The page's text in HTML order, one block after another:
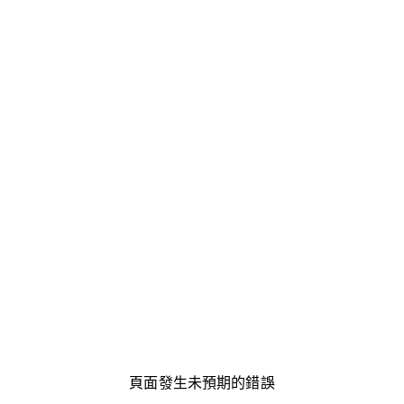
頁面發生未預期的錯誤